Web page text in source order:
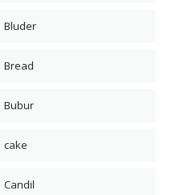
Bluder
Bread
Bubur
cake
Candil